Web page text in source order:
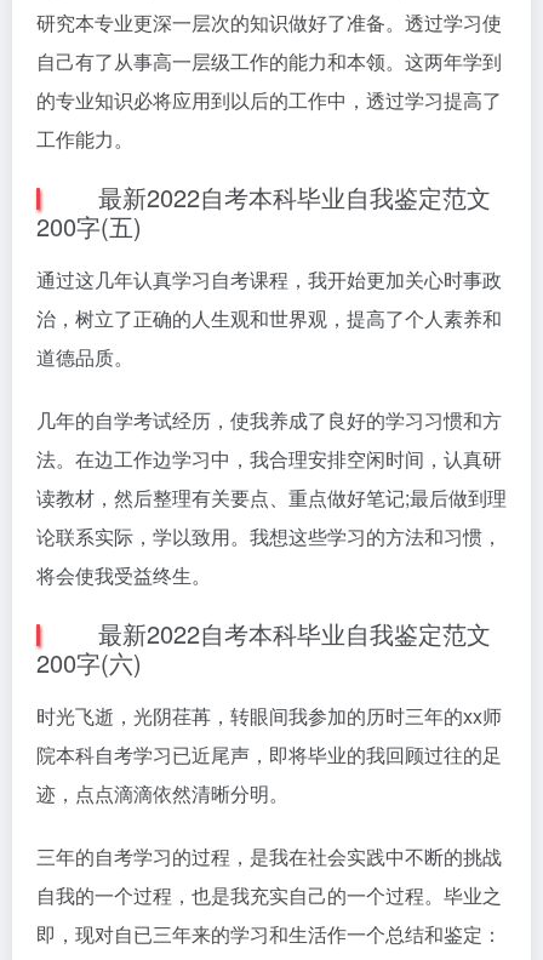
研究本专业更深一层次的知识做好了准备。透过学习使
自己有了从事高一层级工作的能力和本领。这两年学到
的专业知识必将应用到以后的工作中，透过学习提高了
工作能力。
最新2022自考本科毕业自我鉴定范文
200字(五)
通过这几年认真学习自考课程，我开始更加关心时事政
治，树立了正确的人生观和世界观，提高了个人素养和
道德品质。
几年的自学考试经历，使我养成了良好的学习习惯和方
法。在边工作边学习中，我合理安排空闲时间，认真研
读教材，然后整理有关要点、重点做好笔记;最后做到理
论联系实际，学以致用。我想这些学习的方法和习惯，
将会使我受益终生。
最新2022自考本科毕业自我鉴定范文
200字(六)
时光飞逝，光阴荏苒，转眼间我参加的历时三年的xx师
院本科自考学习已近尾声，即将毕业的我回顾过往的足
迹，点点滴滴依然清晰分明。
三年的自考学习的过程，是我在社会实践中不断的挑战
自我的一个过程，也是我充实自己的一个过程。毕业之
即，现对自已三年来的学习和生活作一个总结和鉴定：